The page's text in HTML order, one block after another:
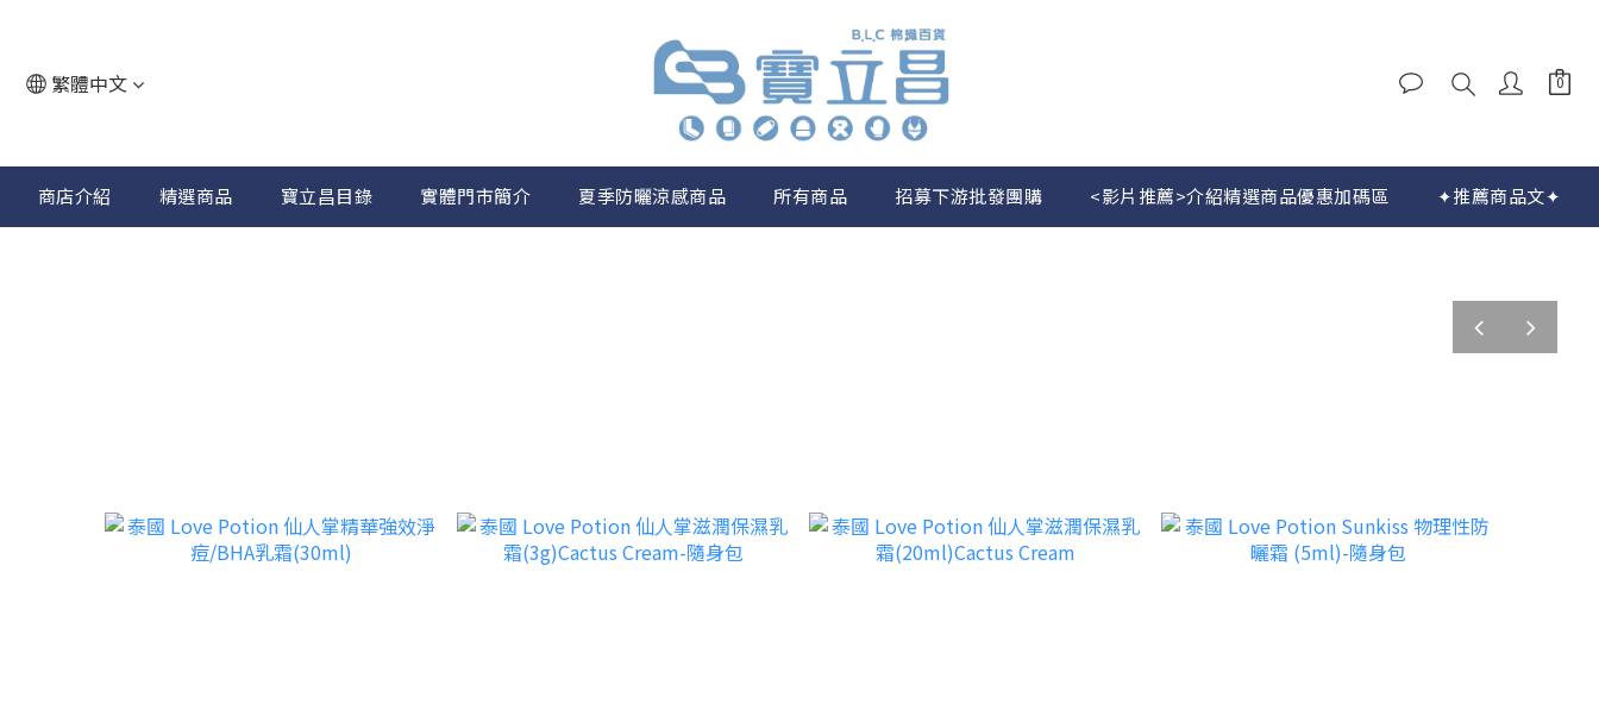
繁體中文
商店介紹 精選商品 寶立昌目錄 實體門市簡介 夏季防曬涼感商品 所有商品 招募下游批發團購 <影片推薦>介紹精選商品優惠加碼區 ✦推薦商品文✦
prev next